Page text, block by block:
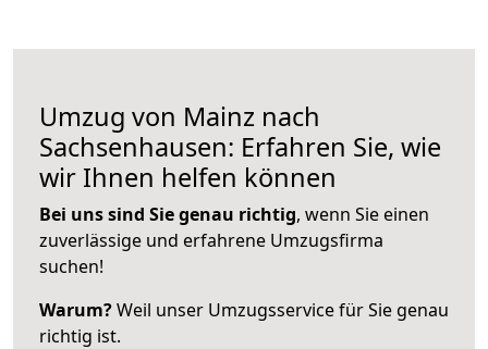
Umzug von Mainz nach
Sachsenhausen: Erfahren Sie, wie
wir Ihnen helfen können
Bei uns sind Sie genau richtig, wenn Sie einen
zuverlässige und erfahrene Umzugsfirma
suchen!
Warum?Weil unser Umzugsservice für Sie genau
richtig ist.